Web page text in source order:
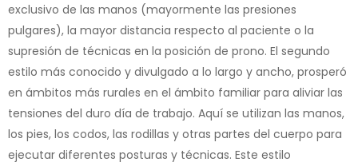
exclusivo de las manos (mayormente las presiones
pulgares), la mayor distancia respecto al paciente o la
supresión de técnicas en la posición de prono. El segundo
estilo más conocido y divulgado a lo largo y ancho, prosperó
en ámbitos más rurales en el ámbito familiar para aliviar las
tensiones del duro día de trabajo. Aquí se utilizan las manos,
los pies, los codos, las rodillas y otras partes del cuerpo para
ejecutar diferentes posturas y técnicas. Este estilo